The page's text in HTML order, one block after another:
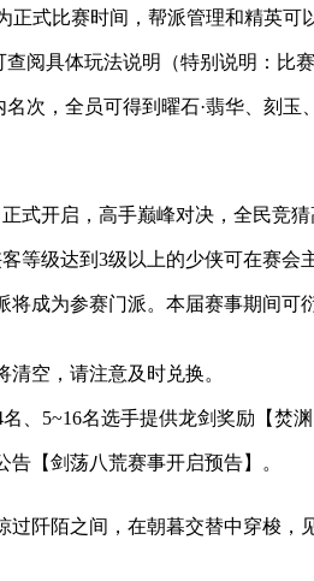
式比赛时间，帮派管理和精英可
具体玩法说明（特别说明：比赛
，全员可得到曜石·翡华、刻玉
开启，高手巅峰对决，全民竞猜
级达到3级以上的少侠可在赛会主
为参赛门派。本届赛事期间可
空，请注意及时兑换。
5~16名选手提供龙剑奖励【焚渊
【剑荡八荒赛事开启预告】。
陌之间，在朝暮交替中穿梭，